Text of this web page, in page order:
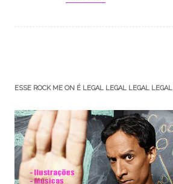
ESSE ROCK ME ON É LEGAL LEGAL LEGAL LEGAL